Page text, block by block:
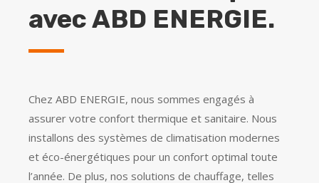
avec ABD ENERGIE.
Chez ABD ENERGIE, nous sommes engagés à
assurer votre confort thermique et sanitaire. Nous
installons des systèmes de climatisation modernes
et éco-énergétiques pour un confort optimal toute
l’année. De plus, nos solutions de chauffage, telles